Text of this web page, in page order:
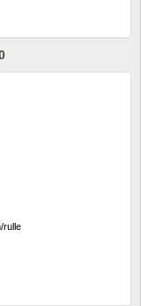
rulle